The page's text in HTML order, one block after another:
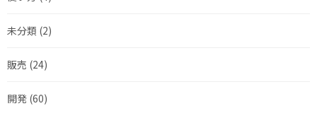
未分類 (2)
販売 (24)
開発 (60)